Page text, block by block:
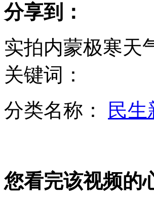
埃及冲突源于多重势力对立
红毛猩猩嫌吵闹用手指堵住耳朵
男幼师因4岁幼童没坐好将其打伤
分享到：
实拍内蒙极寒天
关键词：
分类名称：
民生
您看完该视频的